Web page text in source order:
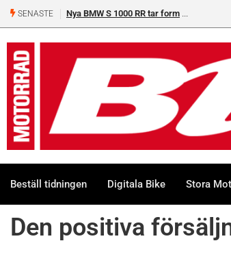
SENASTE Nya BMW S 1000 RR tar form
Beställ tidningen Digitala Bike Stora
Den positiva